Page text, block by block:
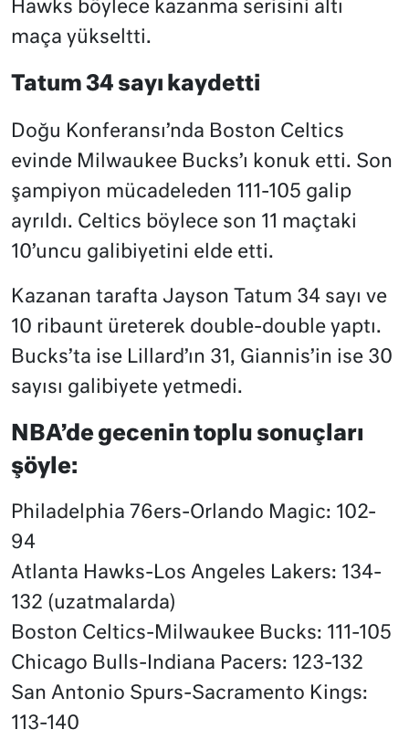
Hawks böylece kazanma serisini altı
maça yükseltti.
Tatum 34 sayı kaydetti
Doğu Konferansı’nda Boston Celtics
evinde Milwaukee Bucks’ı konuk etti. Son
şampiyon mücadeleden 111-105 galip
ayrıldı. Celtics böylece son 11 maçtaki
10’uncu galibiyetini elde etti.
Kazanan tarafta Jayson Tatum 34 sayı ve
10 ribaunt üreterek double-double yaptı.
Bucks’ta ise Lillard’ın 31, Giannis’in ise 30
sayısı galibiyete yetmedi.
NBA’de gecenin toplu sonuçları
şöyle:
Philadelphia 76ers-Orlando Magic: 102-
94
Atlanta Hawks-Los Angeles Lakers: 134-
132 (uzatmalarda)
Boston Celtics-Milwaukee Bucks: 111-105
Chicago Bulls-Indiana Pacers: 123-132
San Antonio Spurs-Sacramento Kings:
113-140